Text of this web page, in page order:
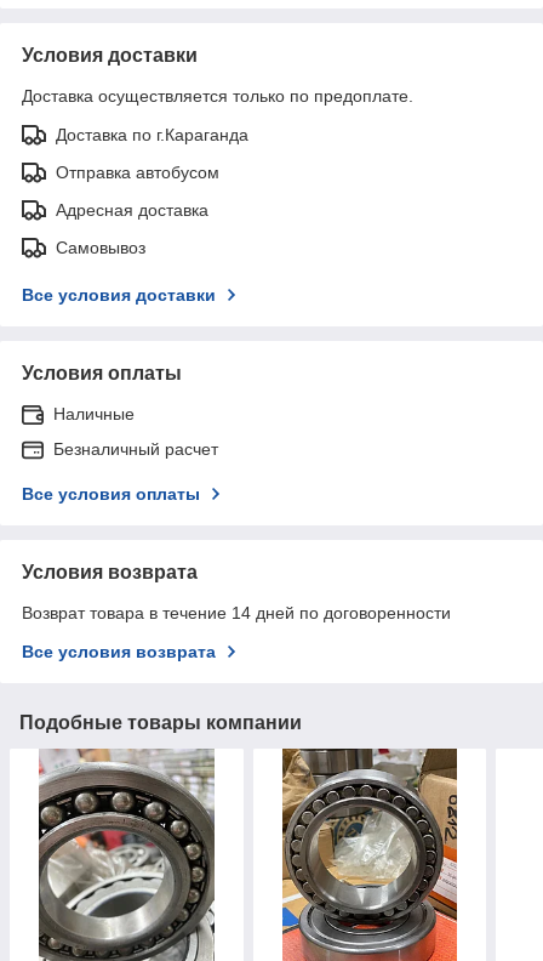
Условия доставки
Доставка осуществляется только по предоплате.
Доставка по г.Караганда
Отправка автобусом
Адресная доставка
Самовывоз
Все условия доставки
Условия оплаты
Наличные
Безналичный расчет
Все условия оплаты
Условия возврата
Возврат товара в течение 14 дней по договоренности
Все условия возврата
Подобные товары компании